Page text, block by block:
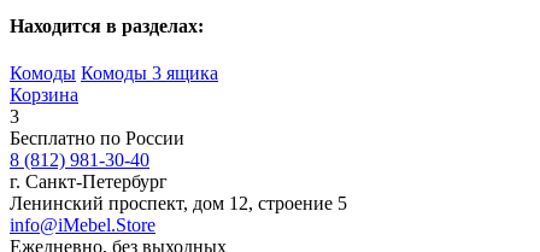
Находится в разделах:
Комоды Комоды 3 ящика
Корзина
3
Бесплатно по России
8 (812) 981-30-40
г. Санкт-Петербург
Ленинский проспект, дом 12, строение 5
info@iMebel.Store
Ежедневно, без выходных